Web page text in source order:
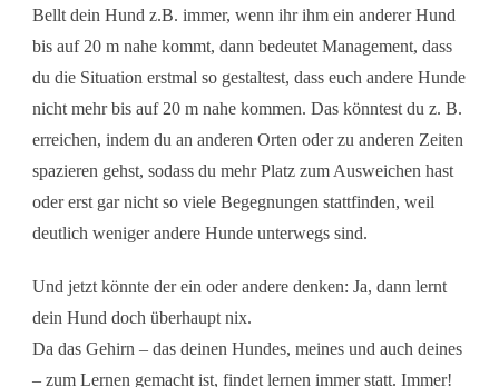
Bellt dein Hund z.B. immer, wenn ihr ihm ein anderer Hund
bis auf 20 m nahe kommt, dann bedeutet Management, dass
du die Situation erstmal so gestaltest, dass euch andere Hunde
nicht mehr bis auf 20 m nahe kommen. Das könntest du z. B.
erreichen, indem du an anderen Orten oder zu anderen Zeiten
spazieren gehst, sodass du mehr Platz zum Ausweichen hast
oder erst gar nicht so viele Begegnungen stattfinden, weil
deutlich weniger andere Hunde unterwegs sind.
Und jetzt könnte der ein oder andere denken: Ja, dann lernt
dein Hund doch überhaupt nix.
Da das Gehirn – das deinen Hundes, meines und auch deines
– zum Lernen gemacht ist, findet lernen immer statt. Immer!